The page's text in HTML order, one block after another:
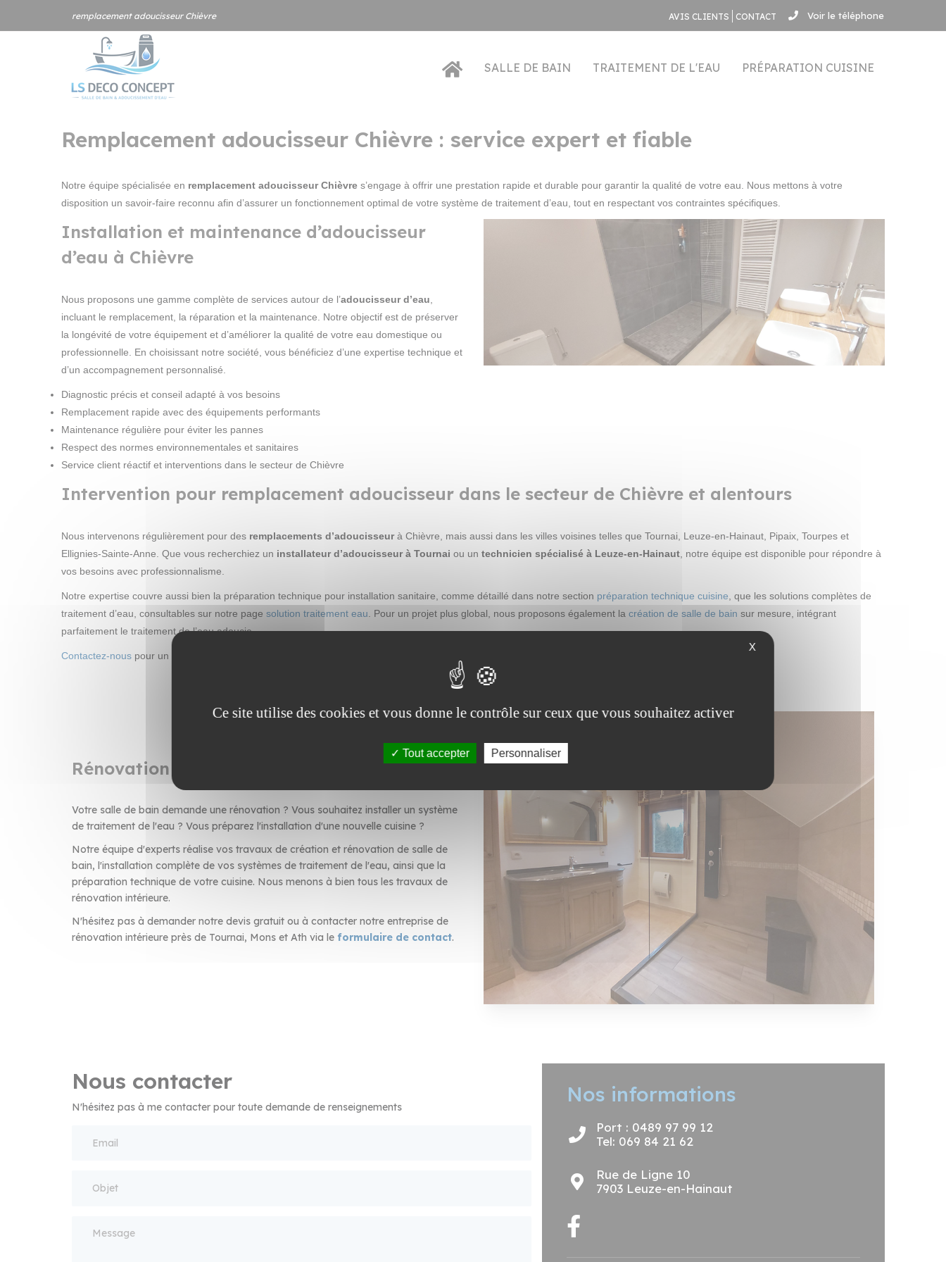
remplacement adoucisseur Chièvre Voir le téléphone
AVIS CLIENTS CONTACT
SALLE DE BAIN TRAITEMENT DE L'EAU PRÉPARATION CUISINE
Remplacement adoucisseur Chièvre : service expert et fiable
Notre équipe spécialisée en remplacement adoucisseur Chièvre s’engage à offrir une prestation rapide et durable pour garantir la qualité de votre eau. Nous mettons à votre
disposition un savoir-faire reconnu afin d’assurer un fonctionnement optimal de votre système de traitement d’eau, tout en respectant vos contraintes spécifiques.
Installation et maintenance d’adoucisseur
d’eau à Chièvre
Nous proposons une gamme complète de services autour de l’adoucisseur d’eau
incluant le remplacement, la réparation et la maintenance. Notre objectif est de préserver
la longévité de votre équipement et d’améliorer la qualité de votre eau domestique ou
professionnelle. En choisissant notre société, vous bénéficiez d’une expertise technique et
d’un accompagnement personnalisé.
Diagnostic précis et conseil adapté à vos besoins
Remplacement rapide avec des équipements performants
Maintenance régulière pour éviter les pannes
Respect des normes environnementales et sanitaires
Service client réactif et interventions dans le secteur de Chièvre
Intervention pour remplacement adoucisseur dans le secteur de Chièvre et alentours
Nous intervenons régulièrement pour des remplacements d’adoucisseurà Chièvre, mais aussi dans les villes voisines telles que Tournai, Leuze-en-Hainaut, Pipaix, Tourpes et
Ellignies-Sainte-Anne. Que vous recherchiez un installateur d’adoucisseur à Tournai ou un technicien spécialisé à Leuze-en-Hainaut , notre équipe est disponible pour répondre à
vos besoins avec professionnalisme.
Notre expertise couvre aussi bien la préparation technique pour installation sanitaire, comme détaillé dans notre section préparation technique cuisine , que les solutions complètes de
traitement d’eau, consultables sur notre page solution traitement eau . Pour un projet plus global, nous proposons également la création de salle de bain sur mesure, intégrant
parfaitement le traitement de l’eau adoucie.
Contactez-nous pour un devis personnalisé ou une intervention rapide dans le secteur de Chièvre et ses environs.
Rénovation de salle de bain et cuisine
Votre salle de bain demande une rénovation ? Vous souhaitez installer un système
de traitement de l'eau ? Vous préparez l'installation d'une nouvelle cuisine ?
Notre équipe d'experts réalise vos travaux de création et rénovation de salle de
bain, l'installation complète de vos systèmes de traitement de l'eau, ainsi que la
préparation technique de votre cuisine. Nous menons à bien tous les travaux de
rénovation intérieure.
N'hésitez pas à demander notre devis gratuit ou à contacter notre entreprise de
rénovation intérieure près de Tournai, Mons et Ath via le formulaire de contact.
Nous contacter
N'hésitez pas à me contacter pour toute demande de renseignements
Nos informations
Port : 0489 97 99 12
Tel: 069 84 21 62
Rue de Ligne 10
7903 Leuze-en-Hainaut
X
Ce site utilise des cookies et vous donne le contrôle sur ceux que vous souhaitez activer
Tout accepter Personnaliser